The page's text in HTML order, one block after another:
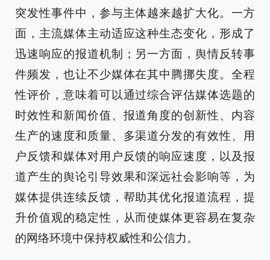
突发性事件中，参与主体越来越扩大化。一方
面，主流媒体主动适应这种生态变化，形成了
迅速响应的报道机制；另一方面，舆情反转事
件频发，也让不少媒体在其中腾挪失度。全程
性评价，意味着可以通过综合评估媒体选题的
时效性和新闻价值、报道角度的创新性、内容
生产的速度和质量、多渠道分发的有效性、用
户反馈和媒体对用户反馈的响应速度，以及报
道产生的舆论引导效果和深远社会影响等，为
媒体提供连续反馈，帮助其优化报道流程，提
升价值观的稳定性，从而使媒体更容易在复杂
的网络环境中保持权威性和公信力。